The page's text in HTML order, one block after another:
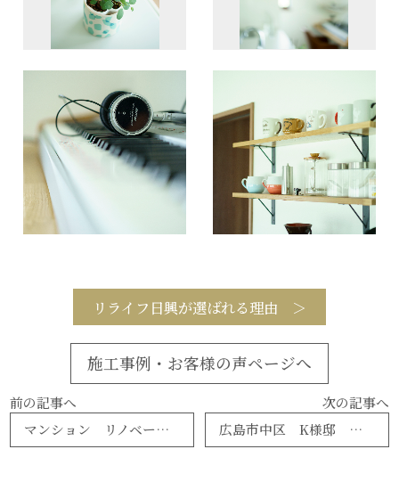
リライフ日興が選ばれる理由 ＞
施工事例・お客様の声ページへ
前の記事へ
マンション リノベーション
次の記事へ
広島市中区 K様邸 マンションリノベーション